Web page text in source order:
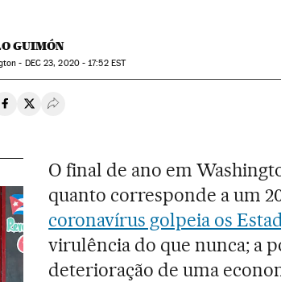
GUIMÓN
- DEC23, 2020 - 17:52EST
en Whatsapp
Compartir en Facebook
Compartir en Twitter
Desplegar Redes Sociales
O final de ano em
quanto corresponde a um
coronavírus golpeia os
virulência do que nunca; a
deterioração de uma